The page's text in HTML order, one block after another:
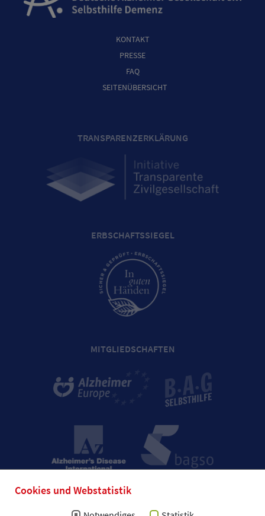
Cookies und Webstatistik
KONTAKT
PRESSE
FAQ
SEITENÜBERSICHT
TRANSPARENZERKLÄRUNG
ERBSCHAFTSSIEGEL
MITGLIEDSCHAFTEN